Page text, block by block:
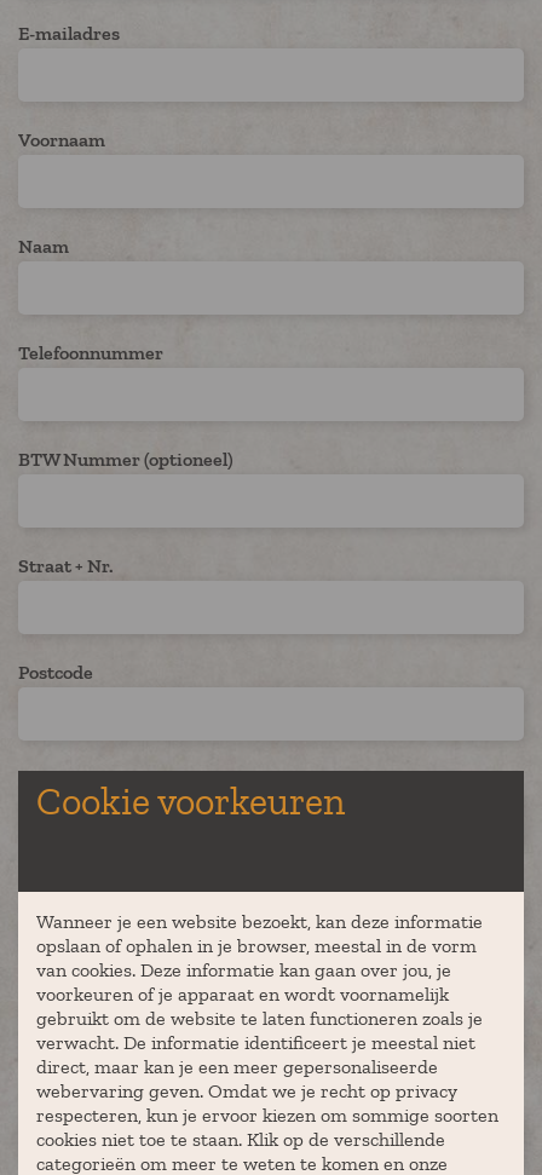
E-mailadres
Voornaam
Naam
Telefoonnummer
BTW Nummer (optioneel)
Straat + Nr.
Postcode
Plaats
Gewenste locatie
Geplande datum (niet verplicht)
Cookie voorkeuren
Wanneer je een website bezoekt, kan deze informatie
opslaan of ophalen in je browser, meestal in de vorm
van cookies. Deze informatie kan gaan over jou, je
voorkeuren of je apparaat en wordt voornamelijk
gebruikt om de website te laten functioneren zoals je
verwacht. De informatie identificeert je meestal niet
direct, maar kan je een meer gepersonaliseerde
webervaring geven. Omdat we je recht op privacy
respecteren, kun je ervoor kiezen om sommige soorten
cookies niet toe te staan. Klik op de verschillende
categorieën om meer te weten te komen en onze